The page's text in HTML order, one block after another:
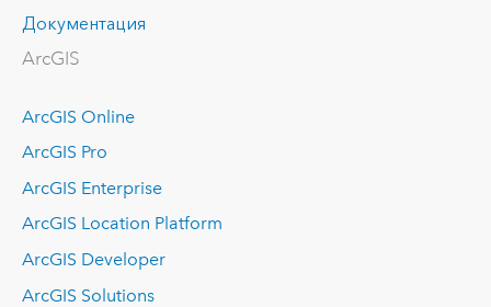
Документация
ArcGIS
ArcGIS Online
ArcGIS Pro
ArcGIS Enterprise
ArcGIS Location Platform
ArcGIS Developer
ArcGIS Solutions